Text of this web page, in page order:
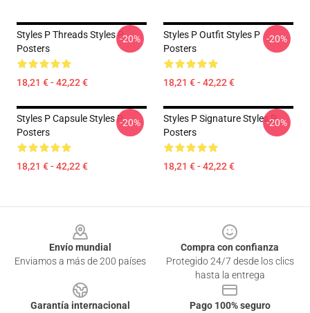
Styles P Threads Styles P
Posters
18,21 € - 42,22 €
-20%
Styles P Outfit Styles P
Posters
18,21 € - 42,22 €
-20%
Styles P Capsule Styles P
Posters
18,21 € - 42,22 €
-20%
Styles P Signature Styles P
Posters
18,21 € - 42,22 €
-20%
Envío mundial
Enviamos a más de 200 países
Compra con confianza
Protegido 24/7 desde los clics
hasta la entrega
Garantía internacional
Pago 100% seguro